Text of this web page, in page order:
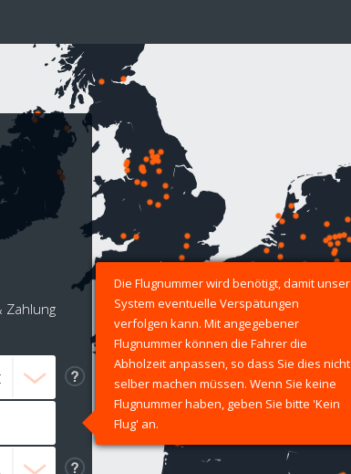
Zahlung
Die Flugnummer wird benötigt, damit unser
System eventuelle Verspätungen
verfolgen kann. Mit angegebener
Flugnummer können die Fahrer die
Abholzeit anpassen, so dass Sie dies nicht
selber machen müssen. Wenn Sie keine
Flugnummer haben, geben Sie bitte 'Kein
Flug' an.